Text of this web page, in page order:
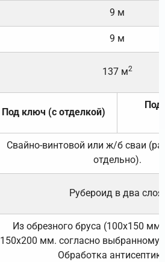
9 м
9 м
137 м2
Под ключ (с отделкой)
Под
Свайно-винтовой или ж/б сваи
отдельно).
Рубероид в два слоя.
Из обрезного бруса (100х150
150х200 мм. согласно выбранному
Обработка